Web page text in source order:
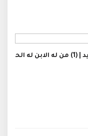
قناة الراعي الصالح | لاهوت العهد الجديد | (1) من له الابن له الح